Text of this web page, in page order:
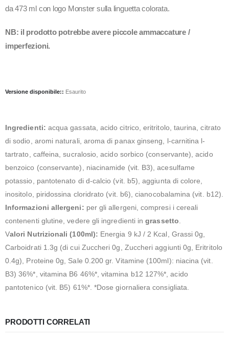
da 473 ml con logo Monster sulla linguetta colorata.
NB: il prodotto potrebbe avere piccole ammaccature /
imperfezioni.
Versione disponibile:: Esaurito
Ingredienti: acqua gassata, acido citrico, eritritolo, taurina, citrato
di sodio, aromi naturali, aroma di panax ginseng, l-carnitina l-
tartrato, caffeina, sucralosio, acido sorbico (conservante), acido
benzoico (conservante), niacinamide (vit. B3), acesulfame
potassio, pantotenato di d-calcio (vit. b5), aggiunta di colore,
inositolo, piridossina cloridrato (vit. b6), cianocobalamina (vit. b12).
Informazioni allergeni: per gli allergeni, compresi i cereali
contenenti glutine, vedere gli ingredienti ingrassetto
Valori Nutrizionali (100ml): Energia 9 kJ / 2 Kcal, Grassi 0g,
Carboidrati 1.3g (di cui Zuccheri 0g, Zuccheri aggiunti 0g, Eritritolo
0.4g), Proteine 0g, Sale 0.200 gr. Vitamine (100ml): niacina (vit.
B3) 36%*, vitamina B6 46%*, vitamina b12 127%*, acido
pantotenico (vit. B5) 61%*. *Dose giornaliera consigliata.
PRODOTTI CORRELATI